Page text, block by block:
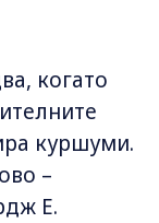
когато
куршуми.
–
Е.